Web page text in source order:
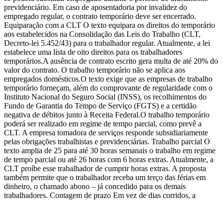
previdenciário. Em caso de aposentadoria por invalidez do
empregado regular, o contrato temporário deve ser encerrado.
Equiparação com a CLT O texto equipara os direitos do temporário
aos estabelecidos na Consolidação das Leis do Trabalho (CLT,
Decreto-lei 5.452/43) para o trabalhador regular. Atualmente, a lei
estabelece uma lista de oito direitos para os trabalhadores
temporários.A ausência de contrato escrito gera multa de até 20% do
valor do contrato. O trabalho temporário não se aplica aos
empregados domésticos.O texto exige que as empresas de trabalho
temporário forneçam, além do comprovante de regularidade com o
Instituto Nacional do Seguro Social (INSS), os recolhimentos do
Fundo de Garantia do Tempo de Serviço (FGTS) e a certidão
negativa de débitos junto à Receita Federal.O trabalho temporário
poderá ser realizado em regime de tempo parcial, como prevê a
CLT. A empresa tomadora de serviços responde subsidiariamente
pelas obrigações trabalhistas e previdenciárias. Trabalho parcial O
texto amplia de 25 para até 30 horas semanais o trabalho em regime
de tempo parcial ou até 26 horas com 6 horas extras. Atualmente, a
CLT proíbe esse trabalhador de cumprir horas extras. A proposta
também permite que o trabalhador receba um terço das férias em
dinheiro, o chamado abono – já concedido para os demais
trabalhadores. Contagem de prazo Em vez de dias corridos, a